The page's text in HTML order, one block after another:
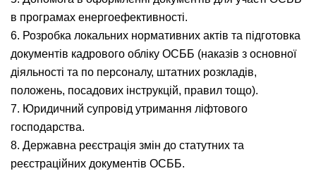
в програмах енергоефективності.
6. Розробка локальних нормативних актів та підготовка
документів кадрового обліку ОСББ (наказів з основної
діяльності та по персоналу, штатних розкладів,
положень, посадових інструкцій, правил тощо).
7. Юридичний супровід утримання ліфтового
господарства.
8. Державна реєстрація змін до статутних та
реєстраційних документів ОСББ.